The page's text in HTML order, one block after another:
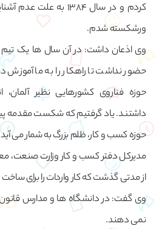
کردم و در سال 1384 به
ورشکسته شدم.
وی اذعان داشت: در آن سال ها یک تیم
حضور نداشت تا راهکار را به ما آموزش
حوزه فناروی کشورهایی نظیر آلمان،
داشتند. یاد گرفتیم که شکست مقدمه
حوزه کسب و کار، ظلم بزرگ به شمار می
مدیرکل دفتر کسب و کار وزارت صنعت،
از مدتی گذشت که کار واردات را برای
وی گفت: در دانشگاه ها و مدارس قانون
نمی دهند.